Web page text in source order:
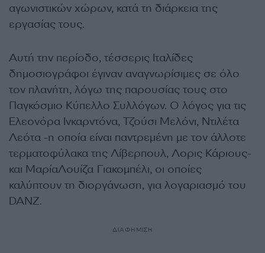
αγωνιστικών χώρων, κατά τη διάρκεια της
εργασίας τους.
Αυτή την περίοδο, τέσσερις Ιταλίδες
δημοσιογράφοι έγιναν αναγνωρίσιμες σε όλο
τον πλανήτη, λόγω της παρουσίας τους στο
Παγκόσμιο Κύπελλο Συλλόγων. Ο λόγος για τις
Ελεονόρα Ινκαρντόνα, Τζούσι Μελόνι, Ντιλέτα
Λεότα -η οποία είναι παντρεμένη με τον άλλοτε
τερματοφύλακα της Λίβερπουλ, Λορις Κάριους-
και ΜαρίαΛουίζα Γιακομπέλι, οι οποίες
καλύπτουν τη διοργάνωση, για λογαριασμό του
DANZ.
ΔΙΑΦΗΜΙΣΗ